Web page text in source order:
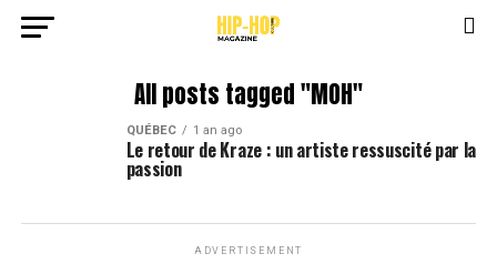
All posts tagged "MOH"
QUÉBEC 1 an ago
Le retour de Kraze : un artiste ressuscité par la
passion
ADVERTISEMENT